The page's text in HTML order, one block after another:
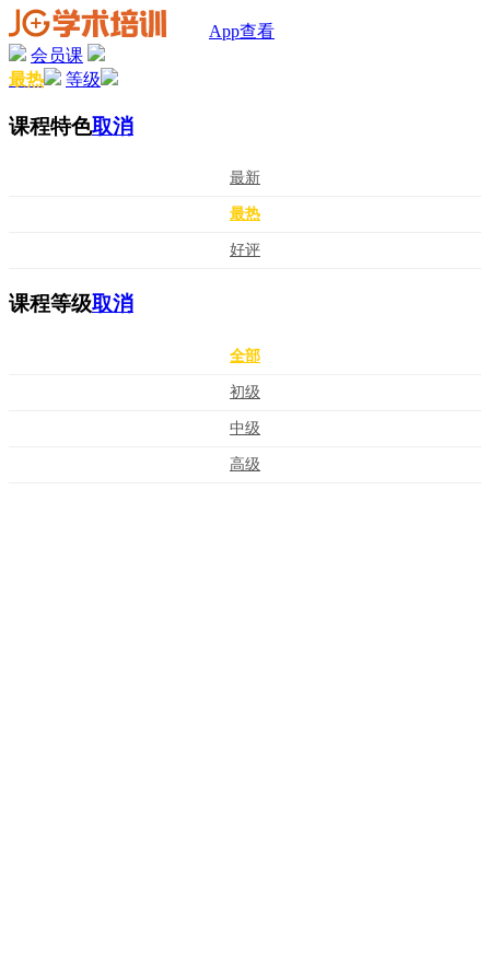
App查看
会员课
最热
等级
课程特色取消
最新
最热
好评
课程等级取消
全部
初级
中级
高级